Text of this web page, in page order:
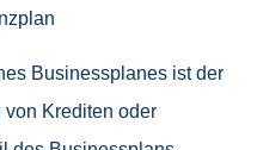
Businessplanes ist der
Krediten oder